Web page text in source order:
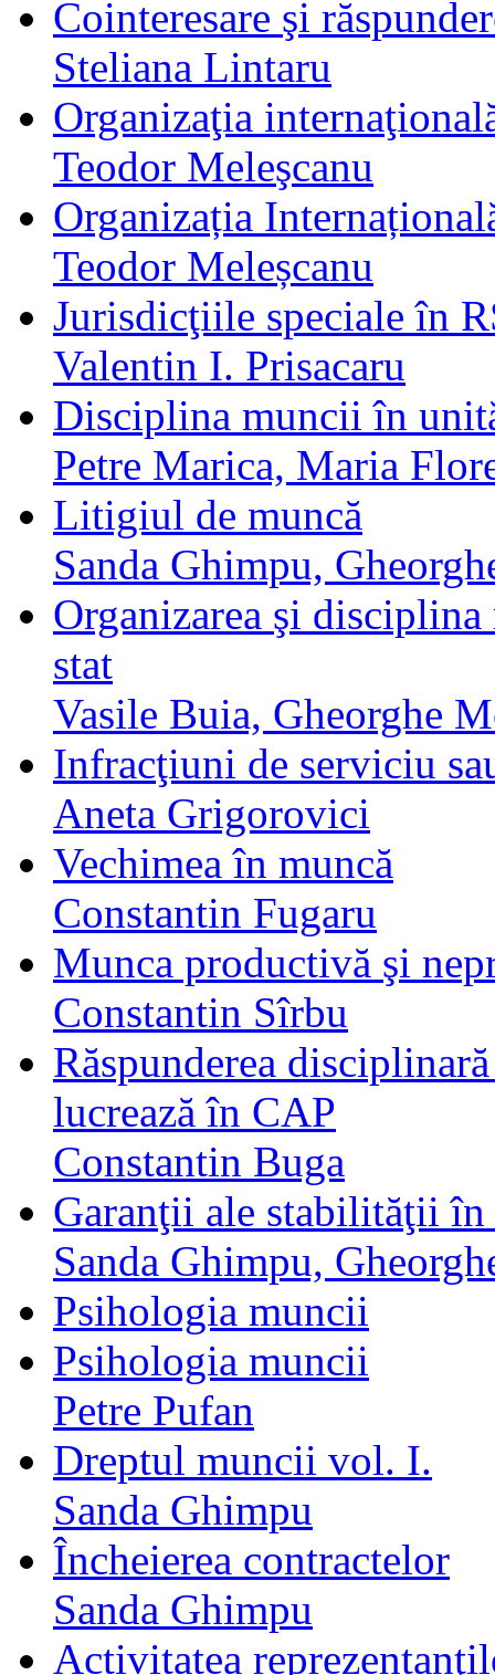
Cointeresare şi
Steliana Lintaru
Organizaţia
Teodor Meleşcanu
Organizația
Teodor Meleșcanu
Jurisdicţiile speciale în
Valentin I. Prisacaru
Disciplina muncii în
Petre Marica, Maria
Litigiul de muncă
Sanda Ghimpu,
Organizarea şi
stat
Vasile Buia, Gheorghe
Infracţiuni de serviciu
Aneta Grigorovici
Vechimea în muncă
Constantin Fugaru
Munca productivă şi
Constantin Sîrbu
Răspunderea
lucrează în CAP
Constantin Buga
Garanţii ale stabilităţii în
Sanda Ghimpu,
Psihologia muncii
Psihologia muncii
Petre Pufan
Dreptul muncii vol. I.
Sanda Ghimpu
Încheierea contractelor
Sanda Ghimpu
Activitatea